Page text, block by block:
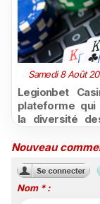
Samedi 8 Août
Legionbet
plateforme
la diversité
attractives
Nouveau
Nom * :